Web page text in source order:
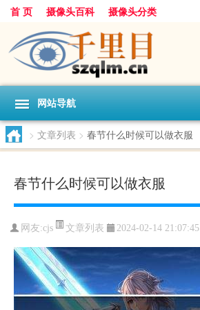
首 页 摄像头百科 摄像头分类
网站导航
> 文章列表 > 春节什么时候可以做衣服
春节什么时候可以做衣服
网友:cjs 文章列表 2024-02-14 21:07:45